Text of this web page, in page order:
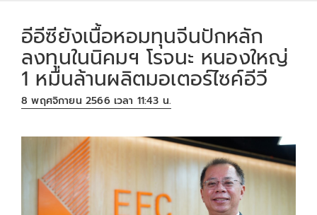
อีอีซียังเนื้อหอมทุนจีนปักหลัก
ลงทุนในนิคมฯ โรจนะ หนองใหญ่
1 หมื่นล้านผลิตมอเตอร์ไซค์อีวี
8 พฤศจิกายน 2566 เวลา 11:43 น.